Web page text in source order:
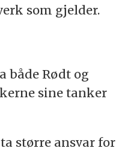
som gjelder.
både Rødt og
sine tanker
større ansvar for